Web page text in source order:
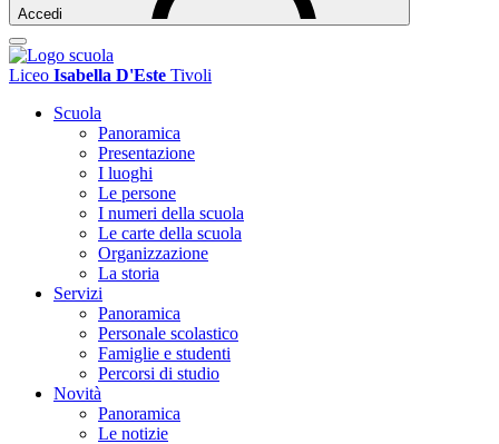
Accedi
Liceo Isabella D'Este Tivoli
Scuola
Panoramica
Presentazione
I luoghi
Le persone
I numeri della scuola
Le carte della scuola
Organizzazione
La storia
Servizi
Panoramica
Personale scolastico
Famiglie e studenti
Percorsi di studio
Novità
Panoramica
Le notizie